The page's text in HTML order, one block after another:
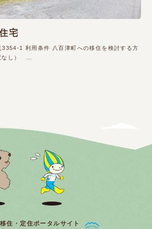
宅
1 利用条件 八百津町への移住を検討する方
なし） …
住・定住ポータルサイト